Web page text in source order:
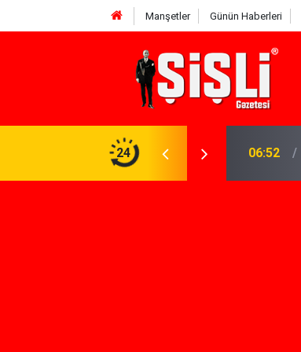
Manşetler Günün Haberleri
24
Gerekenler: Telegram Gruplarında Daha
04:43